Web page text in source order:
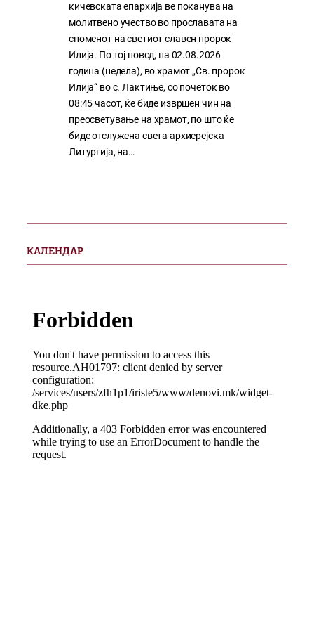
кичевската епархија ве поканува на
молитвено учество во прославата на
споменот на светиот славен пророк
Илија. По тој повод, на 02.08.2026
година (недела), во храмот „Св. пророк
Илија“ во с. Лактиње, со почеток во
08:45 часот, ќе биде извршен чин на
преосветување на храмот, по што ќе
биде отслужена света архиерејска
Литургија, на…
КАЛЕНДАР